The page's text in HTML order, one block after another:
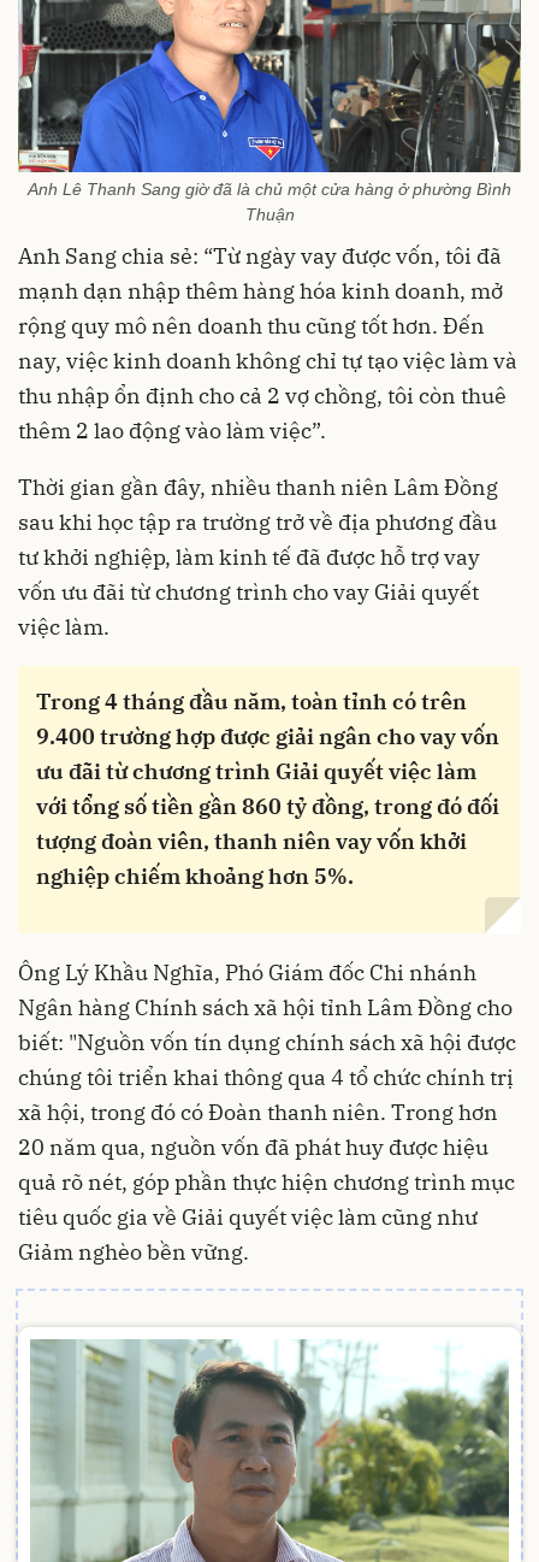
Anh Lê Thanh Sang giờ đã là chủ một cửa hàng ở phường Bình
Thuận
Anh Sang chia sẻ: “Từ ngày vay được vốn, tôi đã
mạnh dạn nhập thêm hàng hóa kinh doanh, mở
rộng quy mô nên doanh thu cũng tốt hơn. Đến
nay, việc kinh doanh không chỉ tự tạo việc làm và
thu nhập ổn định cho cả 2 vợ chồng, tôi còn thuê
thêm 2 lao động vào làm việc”.
Thời gian gần đây, nhiều thanh niên Lâm Đồng
sau khi học tập ra trường trở về địa phương đầu
tư khởi nghiệp, làm kinh tế đã được hỗ trợ vay
vốn ưu đãi từ chương trình cho vay Giải quyết
việc làm.
Trong 4 tháng đầu năm, toàn tỉnh có trên
9.400 trường hợp được giải ngân cho vay vốn
ưu đãi từ chương trình Giải quyết việc làm
với tổng số tiền gần 860 tỷ đồng, trong đó đối
tượng đoàn viên, thanh niên vay vốn khởi
nghiệp chiếm khoảng hơn 5%.
Ông Lý Khầu Nghĩa, Phó Giám đốc Chi nhánh
Ngân hàng Chính sách xã hội tỉnh Lâm Đồng cho
biết: "Nguồn vốn tín dụng chính sách xã hội được
chúng tôi triển khai thông qua 4 tổ chức chính trị
xã hội, trong đó có Đoàn thanh niên. Trong hơn
20 năm qua, nguồn vốn đã phát huy được hiệu
quả rõ nét, góp phần thực hiện chương trình mục
tiêu quốc gia về Giải quyết việc làm cũng như
Giảm nghèo bền vững.